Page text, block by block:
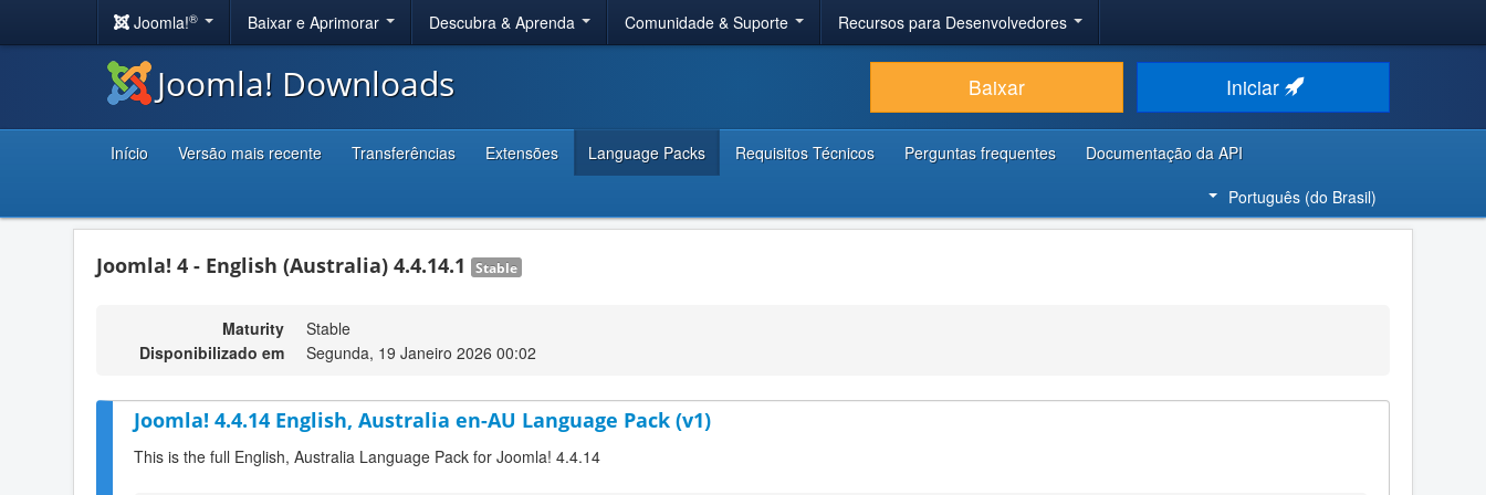
Joomla!® Baixar e Aprimorar Descubra & Aprenda Comunidade & Suporte Recursos para Desenvolvedores
Joomla! Downloads Baixar Iniciar
Início Versão mais recente Transferências Extensões Language Packs Requisitos Técnicos Perguntas frequentes
Documentação da API
Português (do Brasil)
Joomla! 4 - English (Australia) 4.4.14.1 Stable
Maturity
Stable
Disponibilizado em
Segunda, 19 Janeiro 2026 00:02
Joomla! 4.4.14 English, Australia en-AU Language Pack (v1)
This is the full English, Australia Language Pack for Joomla! 4.4.14